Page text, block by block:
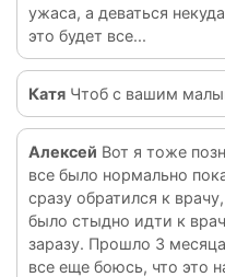
ужаса, а деваться
это будет все...
Катя Чтоб с вашим
Алексей Вот я тоже
все было нормально
сразу обратился к
было стыдно идти к
заразу. Прошло 3
все еще боюсь, что это